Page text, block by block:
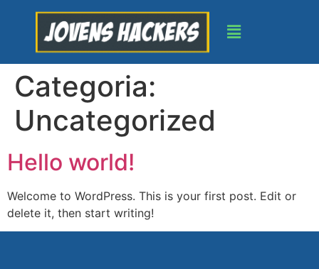
Categoria:
Uncategorized
Hello world!
Welcome to WordPress. This is your first post. Edit or
delete it, then start writing!